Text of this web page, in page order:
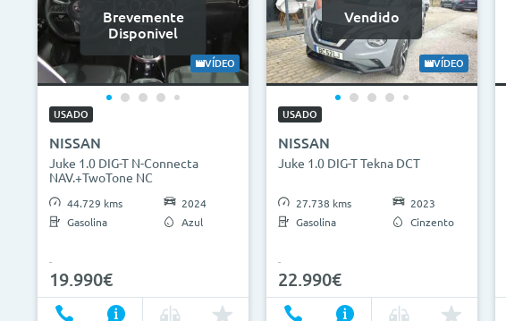
Brevemente
Disponivel
VÍDEO
USADO
NISSAN
Juke 1.0 DIG-T N-Connecta
NAV.+TwoTone NC
44.729 kms
Gasolina
2024
Azul
19.990€
Vendido
VÍDEO
USADO
NISSAN
Juke 1.0 DIG-T Tekna DCT
27.738 kms
Gasolina
2023
Cinzento
22.990€